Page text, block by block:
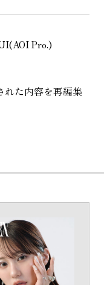
Pro.)
れた内容を再編集